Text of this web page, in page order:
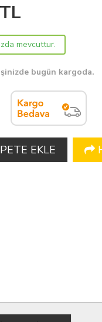
TL
mevcuttur.
bugün kargoda.
EKLE